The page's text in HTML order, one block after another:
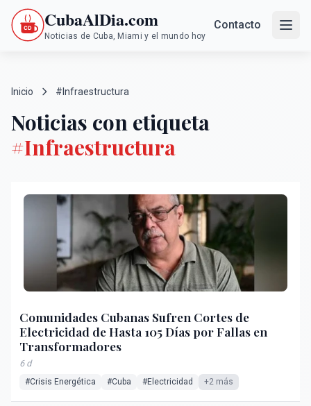
CubaAlDia.com
Noticias de Cuba, Miami y el mundo hoy
Contacto
Inicio #Infraestructura
Noticias con etiqueta
#Infraestructura
Comunidades Cubanas Sufren Cortes de
Electricidad de Hasta 105 Días por Fallas en
Transformadores
6 d
#Crisis Energética #Cuba #Electricidad +2 más